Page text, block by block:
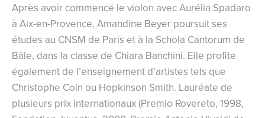
Après avoir commencé le violon avec Aurélia Spadaro
à Aix-en-Provence, Amandine Beyer poursuit ses
études au CNSM de Paris et à la Schola Cantorum de
Bâle, dans la classe de Chiara Banchini. Elle profite
également de l’enseignement d’artistes tels que
Christophe Coin ou Hopkinson Smith. Lauréate de
plusieurs prix internationaux (Premio Rovereto, 1998,